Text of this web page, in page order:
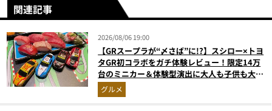
関連記事
2026/08/06 19:00
【GRスープラが“〆さば”に!?】スシロー×トヨ
タGR初コラボをガチ体験レビュー！限定14万
台のミニカー＆体験型演出に大人も子供も大興
奮間違いなし
グルメ